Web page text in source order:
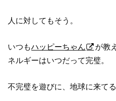
人に対してもそう。
いつもハッピーちゃん
が教
ネルギーはいつだって完璧。
不完璧を遊びに、地球に来てる